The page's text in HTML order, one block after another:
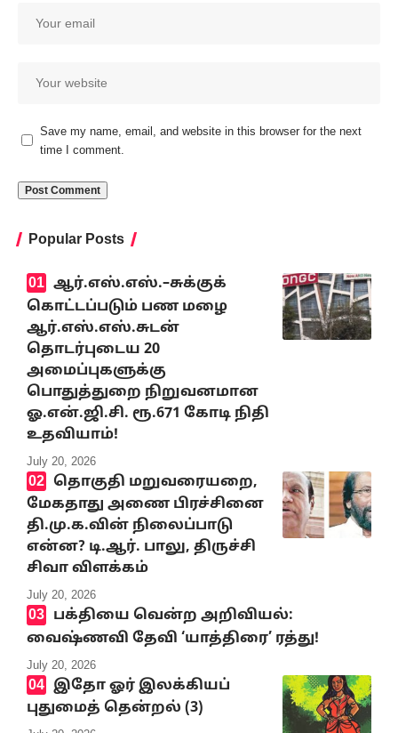
Save my name, email, and website in this browser for the next
time I comment.
Popular Posts
ஆர்.எஸ்.எஸ்.–சுக்குக்
கொட்டப்படும் பண மழை
ஆர்.எஸ்.எஸ்.சுடன்
தொடர்புடைய 20
அமைப்புகளுக்கு
பொதுத்துறை நிறுவனமான
ஓ.என்.ஜி.சி. ரூ.671 கோடி நிதி
உதவியாம்!
July 20, 2026
தொகுதி மறுவரையறை,
மேகதாது அணை பிரச்சினை
தி.மு.க.வின் நிலைப்பாடு
என்ன? டி.ஆர். பாலு, திருச்சி
சிவா விளக்கம்
July 20, 2026
பக்தியை வென்ற அறிவியல்:
வைஷ்ணவி தேவி ‘யாத்திரை’ ரத்து!
July 20, 2026
இதோ ஓர் இலக்கியப்
புதுமைத் தென்றல் (3)